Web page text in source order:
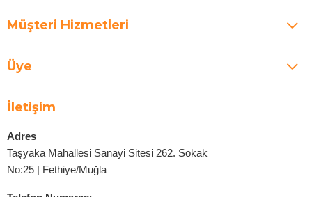
Müşteri Hizmetleri
Üye
İletişim
Adres
Taşyaka Mahallesi Sanayi Sitesi 262. Sokak
No:25 | Fethiye/Muğla